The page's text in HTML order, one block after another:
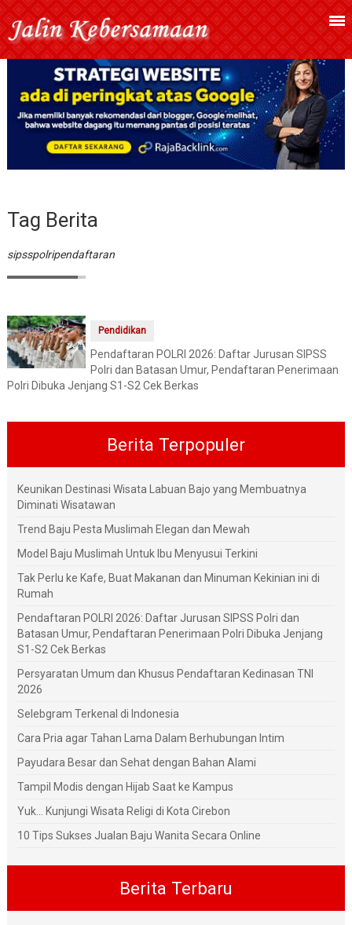
Tag Berita
sipsspolripendaftaran
Pendidikan
Pendaftaran POLRI 2026: Daftar Jurusan SIPSS
Polri dan Batasan Umur, Pendaftaran Penerimaan
Polri Dibuka Jenjang S1-S2 Cek Berkas
Berita Terpopuler
Keunikan Destinasi Wisata Labuan Bajo yang Membuatnya
Diminati Wisatawan
Trend Baju Pesta Muslimah Elegan dan Mewah
Model Baju Muslimah Untuk Ibu Menyusui Terkini
Tak Perlu ke Kafe, Buat Makanan dan Minuman Kekinian ini di
Rumah
Pendaftaran POLRI 2026: Daftar Jurusan SIPSS Polri dan
Batasan Umur, Pendaftaran Penerimaan Polri Dibuka Jenjang
S1-S2 Cek Berkas
Persyaratan Umum dan Khusus Pendaftaran Kedinasan TNI
2026
Selebgram Terkenal di Indonesia
Cara Pria agar Tahan Lama Dalam Berhubungan Intim
Payudara Besar dan Sehat dengan Bahan Alami
Tampil Modis dengan Hijab Saat ke Kampus
Yuk... Kunjungi Wisata Religi di Kota Cirebon
10 Tips Sukses Jualan Baju Wanita Secara Online
Berita Terbaru